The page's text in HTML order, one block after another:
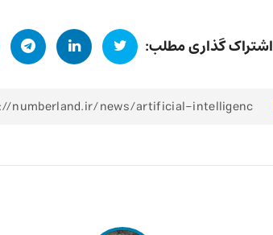
اشتراک گذاری مطلب: